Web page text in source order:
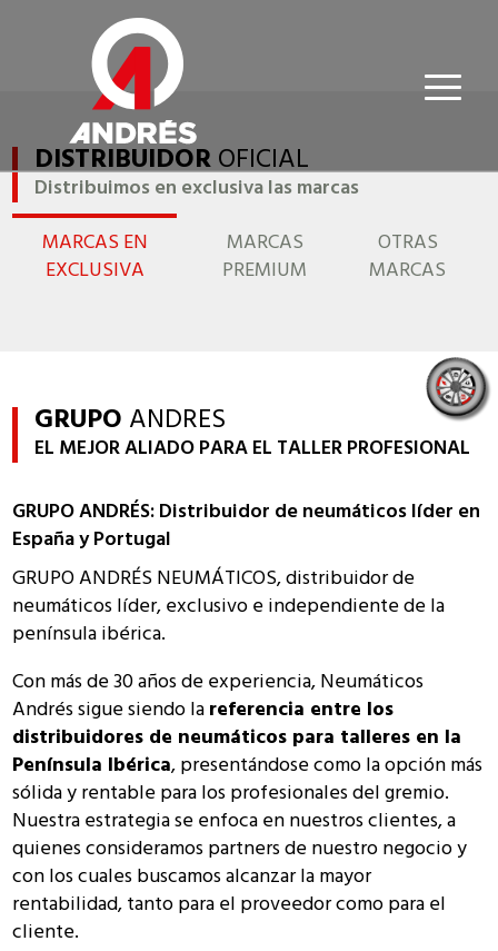
GRUPO ANDRES
EL MEJOR ALIADO PARA EL TALLER PROFESIONAL
GRUPO ANDRÉS: Distribuidor de neumáticos líder en
España y Portugal
GRUPO ANDRÉS NEUMÁTICOS, distribuidor de
neumáticos líder, exclusivo e independiente de la
península ibérica.
Con más de 30 años de experiencia, Neumáticos
Andrés sigue siendo lareferencia entre los
distribuidores de neumáticos para talleres en la
Península Ibérica, presentándose como la opción más
sólida y rentable para los profesionales del gremio.
Nuestra estrategia se enfoca en nuestros clientes, a
quienes consideramos partners de nuestro negocio y
con los cuales buscamos alcanzar la mayor
rentabilidad, tanto para el proveedor como para el
cliente.
DISTRIBUIDOROFICIAL
Distribuimos en exclusiva las marcas
MARCAS EN
EXCLUSIVA
MARCAS
PREMIUM
OTRAS
MARCAS